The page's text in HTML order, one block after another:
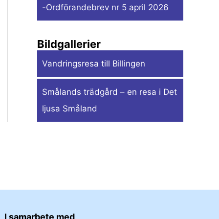
-Ordförandebrev nr 5 april 2026
Bildgallerier
Vandringsresa till Billingen
Smålands trädgård – en resa i Det
ljusa Småland
I samarbete med